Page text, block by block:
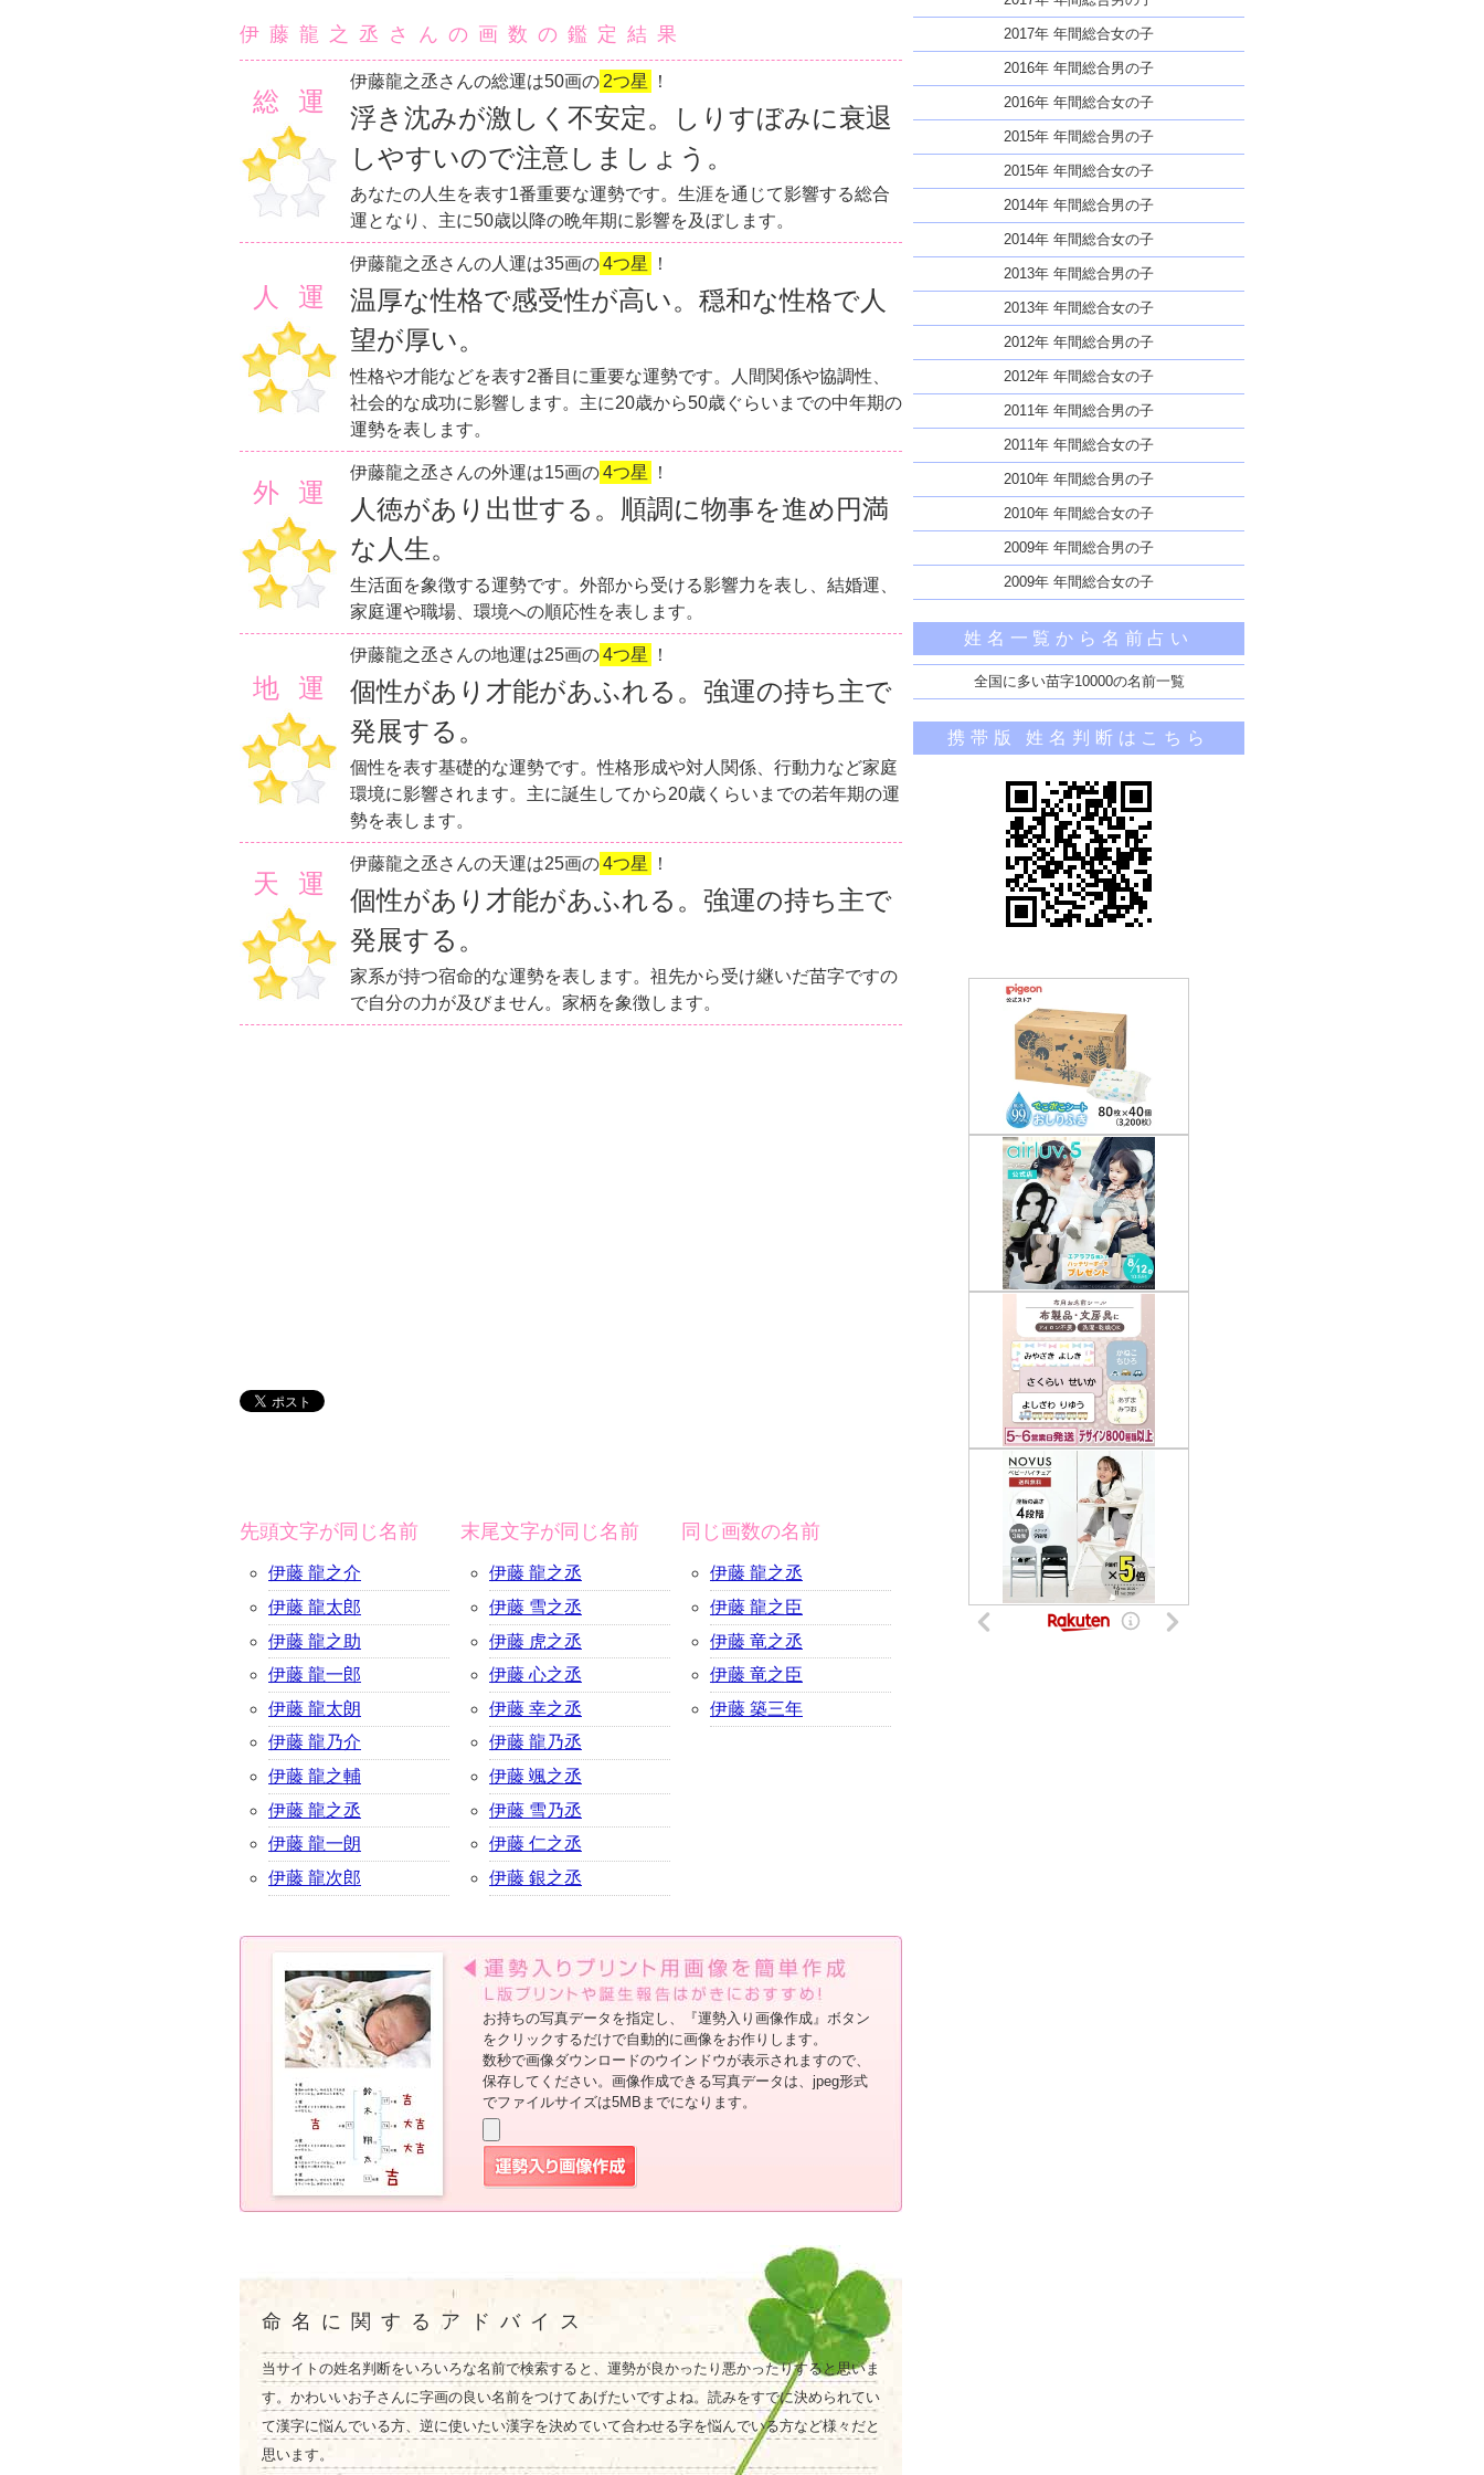
伊藤龍之丞さんの画数の鑑定結果
総運
伊藤龍之丞さんの総運は50画の 2つ星 ！
浮き沈みが激しく不安定。しりすぼみに衰退
しやすいので注意しましょう。
あなたの人生を表す1番重要な運勢です。生涯を通じて影響する総合
運となり、主に50歳以降の晩年期に影響を及ぼします。
人運
伊藤龍之丞さんの人運は35画の4つ星 ！
温厚な性格で感受性が高い。穏和な性格で人
望が厚い。
性格や才能などを表す2番目に重要な運勢です。人間関係や協調性、
社会的な成功に影響します。主に20歳から50歳ぐらいまでの中年期の
運勢を表します。
外運
伊藤龍之丞さんの外運は15画の4つ星 ！
人徳があり出世する。順調に物事を進め円満
な人生。
生活面を象徴する運勢です。外部から受ける影響力を表し、結婚運、
家庭運や職場、環境への順応性を表します。
地運
伊藤龍之丞さんの地運は25画の4つ星 ！
個性があり才能があふれる。強運の持ち主で
発展する。
個性を表す基礎的な運勢です。性格形成や対人関係、行動力など家庭
環境に影響されます。主に誕生してから20歳くらいまでの若年期の運
勢を表します。
天運
伊藤龍之丞さんの天運は25画の4つ星 ！
個性があり才能があふれる。強運の持ち主で
発展する。
家系が持つ宿命的な運勢を表します。祖先から受け継いだ苗字ですの
で自分の力が及びません。家柄を象徴します。
先頭文字が同じ名前
伊藤 龍之介
伊藤 龍太郎
伊藤 龍之助
伊藤 龍一郎
伊藤 龍太朗
伊藤 龍乃介
伊藤 龍之輔
伊藤 龍之丞
伊藤 龍一朗
伊藤 龍次郎
末尾文字が同じ名前
伊藤 龍之丞
伊藤 雪之丞
伊藤 虎之丞
伊藤 心之丞
伊藤 幸之丞
伊藤 龍乃丞
伊藤 颯之丞
伊藤 雪乃丞
伊藤 仁之丞
伊藤 銀之丞
同じ画数の名前
伊藤 龍之丞
伊藤 龍之臣
伊藤 竜之丞
伊藤 竜之臣
伊藤 築三年
お持ちの写真データを指定し、『運勢入り画像作成』ボタン
をクリックするだけで自動的に画像をお作りします。
数秒で画像ダウンロードのウインドウが表示されますので、
保存してください。画像作成できる写真データは、jpeg形式
でファイルサイズは5MBまでになります。
命名に関するアドバイス
当サイトの姓名判断をいろいろな名前で検索すると、運勢が良かったり悪かったりすると思いま
す。かわいいお子さんに字画の良い名前をつけてあげたいですよね。読みをすでに決められてい
て漢字に悩んでいる方、逆に使いたい漢字を決めていて合わせる字を悩んでいる方など様々だと
思います。
2017年 年間総合女の子
2016年 年間総合男の子
2016年 年間総合女の子
2015年 年間総合男の子
2015年 年間総合女の子
2014年 年間総合男の子
2014年 年間総合女の子
2013年 年間総合男の子
2013年 年間総合女の子
2012年 年間総合男の子
2012年 年間総合女の子
2011年 年間総合男の子
2011年 年間総合女の子
2010年 年間総合男の子
2010年 年間総合女の子
2009年 年間総合男の子
2009年 年間総合女の子
姓名一覧から名前占い
全国に多い苗字10000の名前一覧
携帯版 姓名判断はこちら